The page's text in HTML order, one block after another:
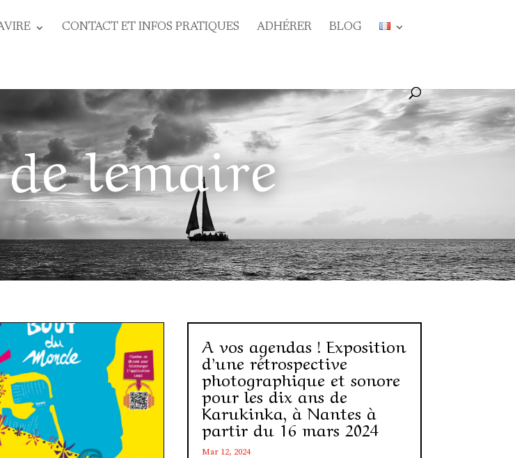
CONTACT ET INFOS PRATIQUES ADHÉRER BLOG
lemaire
A vos agendas ! Exposition
d’une rétrospective
photographique et sonore
pour les dix ans de
Karukinka, à Nantes à
partir du 16 mars 2024
Mar 12, 2024